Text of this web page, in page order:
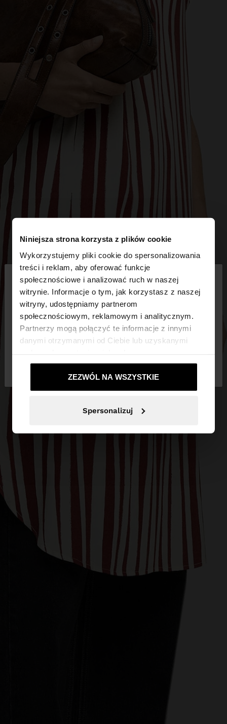
Niniejsza strona korzysta z plików cookie
Wykorzystujemy pliki cookie do spersonalizowania
treści i reklam, aby oferować funkcje
społecznościowe i analizować ruch w naszej
witrynie. Informacje o tym, jak korzystasz z naszej
witryny, udostępniamy partnerom
społecznościowym, reklamowym i analitycznym.
Partnerzy mogą połączyć te informacje z innymi
danymi otrzymanymi od Ciebie lub uzyskanymi
ZEZWÓL NA WSZYSTKIE
Spersonalizuj
witaj
Odwiedzasz stronę z Polska. Czy chcesz
przeglądać naszą stronę United States?